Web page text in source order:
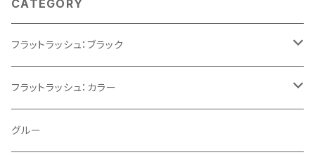
CATEGORY
フラットラッシュ：ブラック
Cカール
CCカール
フラットラッシュ：カラー
ブラウン
グルー